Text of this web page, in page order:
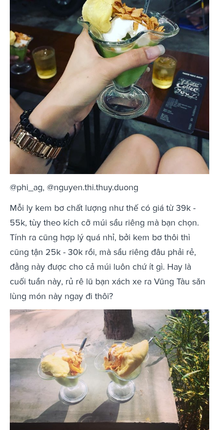
@phi_ag, @nguyen.thi.thuy.duong
Mỗi ly kem bơ chất lượng như thế có giá từ 39k -
55k, tùy theo kích cỡ múi sầu riêng mà bạn chọn.
Tính ra cũng hợp lý quá nhỉ, bởi kem bơ thôi thì
cũng tận 25k - 30k rồi, mà sầu riêng đâu phải rẻ,
đằng này được cho cả múi luôn chứ ít gì. Hay là
cuối tuần này, rủ rê lũ bạn xách xe ra Vũng Tàu săn
lùng món này ngay đi thôi?